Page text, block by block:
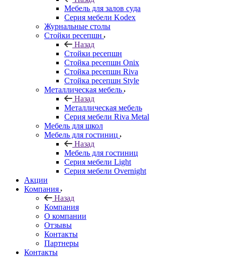
Мебель для залов суда
Серия мебели Kodex
Журнальные столы
Стойки ресепшн
Назад
Стойки ресепшн
Стойка ресепшн Onix
Стойка ресепшн Riva
Стойка ресепшн Style
Металлическая мебель
Назад
Металлическая мебель
Серия мебели Riva Metal
Мебель для школ
Мебель для гостиниц
Назад
Мебель для гостиниц
Серия мебели Light
Серия мебели Overnight
Акции
Компания
Назад
Компания
О компании
Отзывы
Контакты
Партнеры
Контакты